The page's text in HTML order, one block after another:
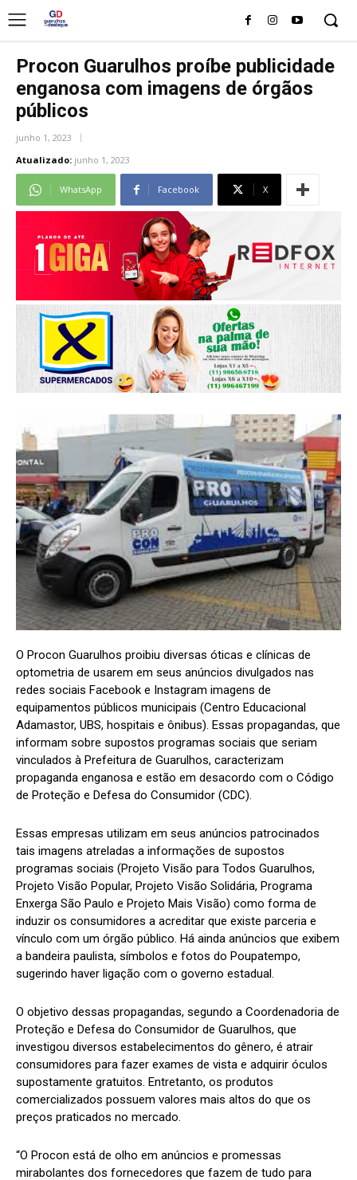
Procon Guarulhos proíbe publicidade
enganosa com imagens de órgãos
públicos
junho 1, 2023
Atualizado: junho 1, 2023
WhatsApp Facebook X
O Procon Guarulhos proibiu diversas óticas e clínicas de
optometria de usarem em seus anúncios divulgados nas
redes sociais Facebook e Instagram imagens de
equipamentos públicos municipais (Centro Educacional
Adamastor, UBS, hospitais e ônibus). Essas propagandas, que
informam sobre supostos programas sociais que seriam
vinculados à Prefeitura de Guarulhos, caracterizam
propaganda enganosa e estão em desacordo com o Código
de Proteção e Defesa do Consumidor (CDC).
Essas empresas utilizam em seus anúncios patrocinados
tais imagens atreladas a informações de supostos
programas sociais (Projeto Visão para Todos Guarulhos,
Projeto Visão Popular, Projeto Visão Solidária, Programa
Enxerga São Paulo e Projeto Mais Visão) como forma de
induzir os consumidores a acreditar que existe parceria e
vínculo com um órgão público. Há ainda anúncios que exibem
a bandeira paulista, símbolos e fotos do Poupatempo,
sugerindo haver ligação com o governo estadual.
O objetivo dessas propagandas, segundo a Coordenadoria de
Proteção e Defesa do Consumidor de Guarulhos, que
investigou diversos estabelecimentos do gênero, é atrair
consumidores para fazer exames de vista e adquirir óculos
supostamente gratuitos. Entretanto, os produtos
comercializados possuem valores mais altos do que os
preços praticados no mercado.
“O Procon está de olho em anúncios e promessas
mirabolantes dos fornecedores que fazem de tudo para